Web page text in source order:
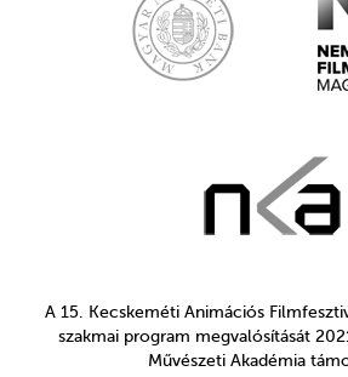
A 15. Kecskeméti Animációs
szakmai program megvalósítását
Művészeti Akadémia